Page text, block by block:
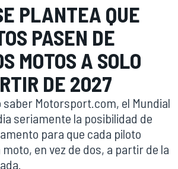
PLANTEA QUE
PASEN DE
MOTOS A SOLO
DE 2027
saber Motorsport.com, el Mundial
seriamente la posibilidad de
para que cada piloto
en vez de dos, a partir de la